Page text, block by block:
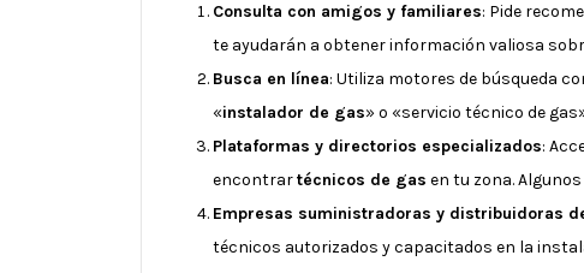
Consulta con amigos y familiares: Pide
te ayudarán a obtener información valiosa
Busca en línea: Utiliza motores de búsqueda
«instalador de gas» o «servicio técnico de
Plataformas y directorios especializados:
encontrartécnicos de gas en tu zona.
Empresas suministradoras y distribuidoras
técnicos autorizados y capacitados en la